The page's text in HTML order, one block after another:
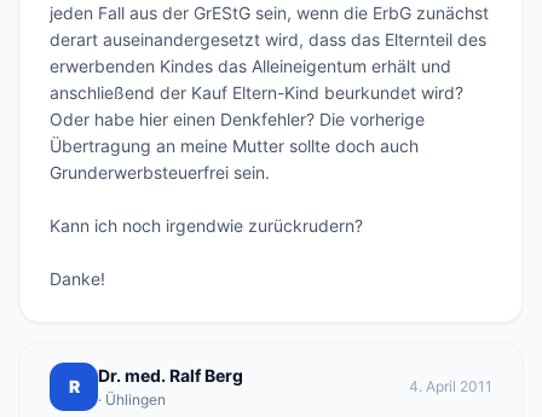
jeden Fall aus der GrEStG sein, wenn die ErbG zunächst
derart auseinandergesetzt wird, dass das Elternteil des
erwerbenden Kindes das Alleineigentum erhält und
anschließend der Kauf Eltern-Kind beurkundet wird?
Oder habe hier einen Denkfehler? Die vorherige
Übertragung an meine Mutter sollte doch auch
Grunderwerbsteuerfrei sein.
Kann ich noch irgendwie zurückrudern?
Danke!
R
Dr. med. Ralf Berg
· Ühlingen
4. April 2011